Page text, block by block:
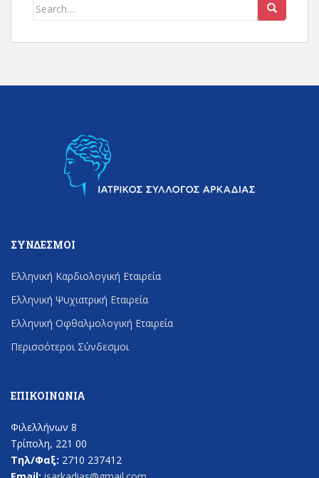
Search
ΣΎΝΔΕΣΜΟΙ
Ελληνική Καρδιολογική Εταιρεία
Ελληνική Ψυχιατρική Εταιρεία
Ελληνική Οφθαλμολογική Εταιρεία
Περισσότεροι Σύνδεσμοι
ΕΠΙΚΟΙΝΩΝΊΑ
Φιλελλήνων 8
Τρίπολη, 221 00
Τηλ/Φαξ: 2710 237412